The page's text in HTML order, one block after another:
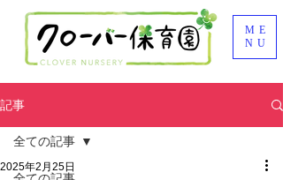
ME
NU
記事
全ての記事
2025年2月25日